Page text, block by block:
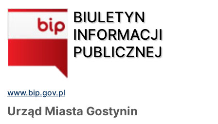
BIULETYN
INFORMACJI
PUBLICZNEJ
www.bip.gov.pl
Urząd Miasta Gostynin